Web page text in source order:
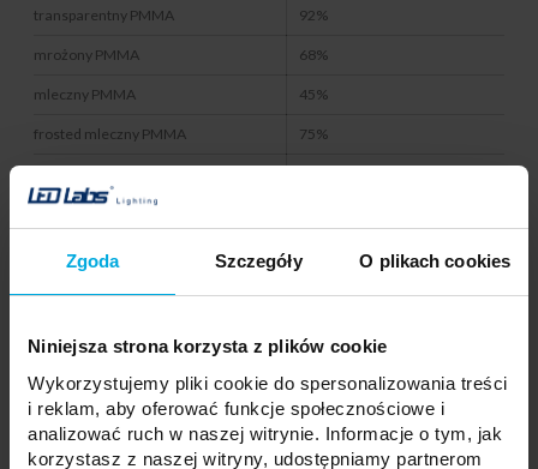
Zgoda Szczegóły O plikach cookies
Niniejsza strona korzysta z plików cookie
Wykorzystujemy pliki cookie do spersonalizowania treści
i reklam, aby oferować funkcje społecznościowe i
analizować ruch w naszej witrynie. Informacje o tym, jak
korzystasz z naszej witryny, udostępniamy partnerom
transparentny PMMA 92%
mrożony PMMA 68%
mleczny PMMA 45%
frosted mleczny PMMA 75%
transparetny PC
mrożony PC
mleczny PC 33%
Fractal PC czarny 18%